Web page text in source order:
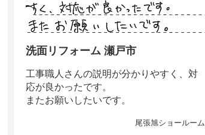
洗面リフォーム 瀬戸市
工事職人さんの説明が分かりやすく、対
応が良かったです。
またお願いしたいです。
尾張旭ショールーム